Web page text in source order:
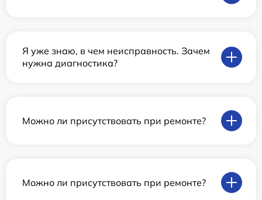
Я уже знаю, в чем неисправность. Зачем
нужна диагностика?
Можно ли присутствовать при ремонте?
Можно ли присутствовать при ремонте?